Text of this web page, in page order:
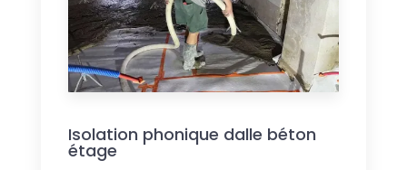
Isolation phonique dalle béton
étage